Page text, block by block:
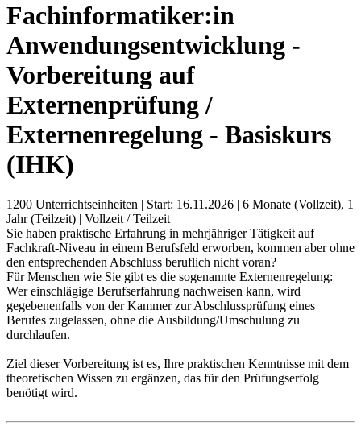
Fachinformatiker:in
Anwendungsentwicklung -
Vorbereitung auf
Externenprüfung /
Externenregelung - Basiskurs
(IHK)
1200 Unterrichtseinheiten | Start: 16.11.2026 | 6 Monate (Vollzeit), 1
Jahr (Teilzeit) | Vollzeit / Teilzeit
Sie haben praktische Erfahrung in mehrjähriger Tätigkeit auf
Fachkraft-Niveau in einem Berufsfeld erworben, kommen aber ohne
den entsprechenden Abschluss beruflich nicht voran?
Für Menschen wie Sie gibt es die sogenannte Externenregelung:
Wer einschlägige Berufserfahrung nachweisen kann, wird
gegebenenfalls von der Kammer zur Abschlussprüfung eines
Berufes zugelassen, ohne die Ausbildung/Umschulung zu
durchlaufen.
Ziel dieser Vorbereitung ist es, Ihre praktischen Kenntnisse mit dem
theoretischen Wissen zu ergänzen, das für den Prüfungserfolg
benötigt wird.